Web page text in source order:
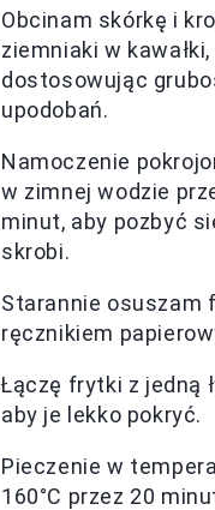
Obcinam skórkę i
ziemniaki w kawałki,
dostosowując
upodobań.
Namoczenie
w zimnej wodzie
minut, aby pozbyć
skrobi.
Starannie osuszam
ręcznikiem
Łączę frytki z jedną
aby je lekko pokryć.
Pieczenie w
160°C przez 20